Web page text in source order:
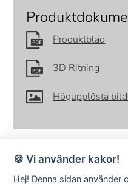
Produktblad
3D Ritning
Högupplösta
🍪 Vi använder kakor!
Hej! Denna sidan använder